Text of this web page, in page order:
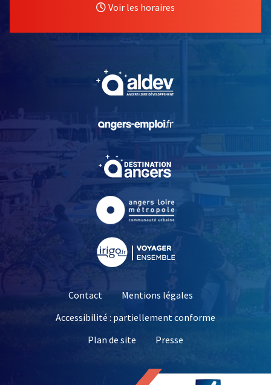
Voir les horaires
, Ouvre une nouvelle
, Ouvre une nouvelle
Contact
Mentions légales
Accessibilité : partiellement conforme
Plan de site
Presse